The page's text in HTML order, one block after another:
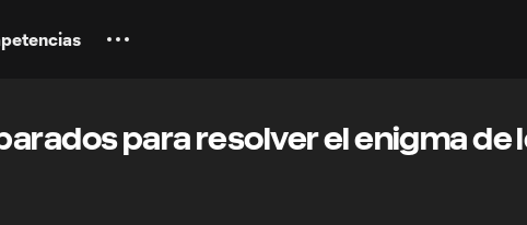
para resolver el enigma de